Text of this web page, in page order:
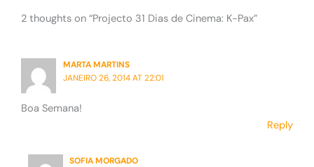
2 thoughts on “Projecto 31 Dias de Cinema: K-Pax”
MARTA MARTINS
JANEIRO 26, 2014 AT 22:01
Boa Semana!
Reply
SOFIA MORGADO